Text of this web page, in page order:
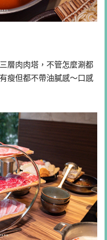
層肉肉塔，不管怎麼涮都
瘦但都不帶油膩感～口感